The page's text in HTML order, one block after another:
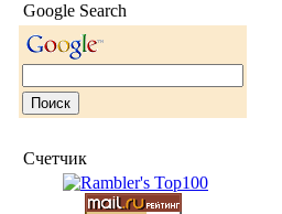
Google Search
Счетчик